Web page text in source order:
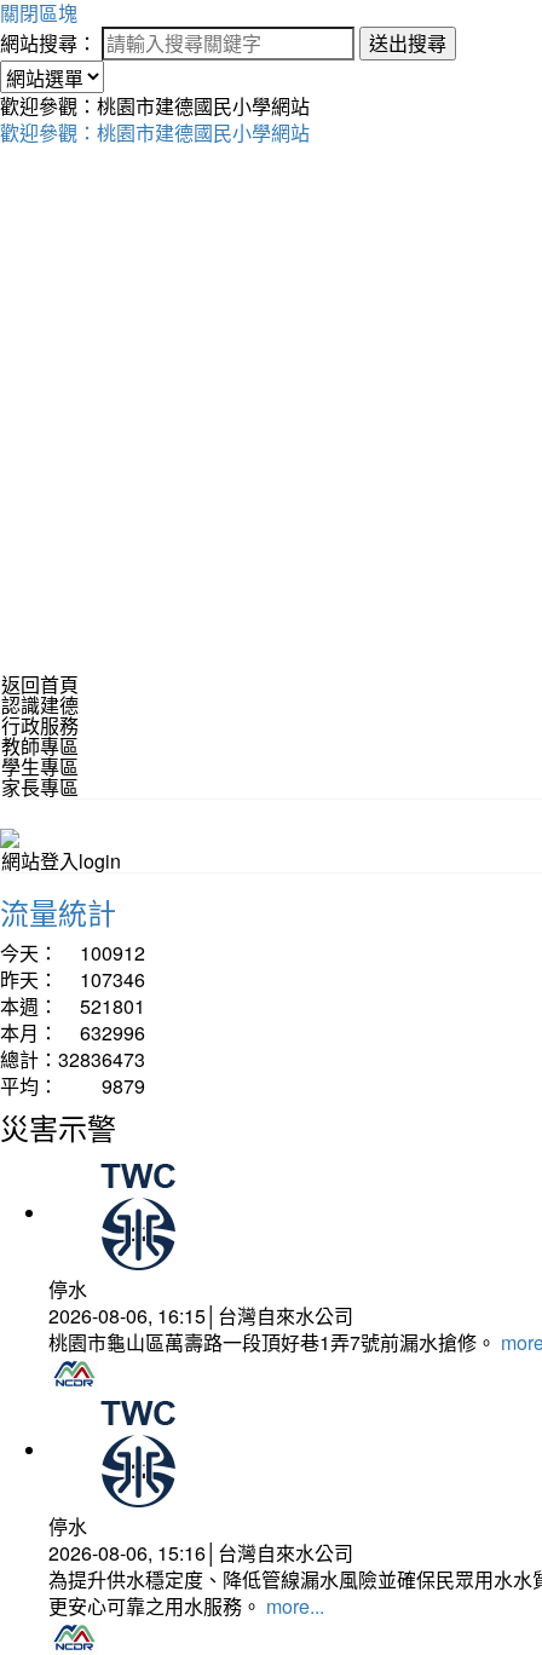
關閉區塊
網站搜尋：
送出搜尋
歡迎參觀：桃園市建德國民小學網站
歡迎參觀：桃園市建德國民小學網站
返回首頁
認識建德
行政服務
教師專區
學生專區
家長專區
網站登入login
流量統計
今天：
100912
昨天：
107346
本週：
521801
本月：
632996
總計： 32836473
平均：
9879
災害示警
停水
2026-08-06, 16:15│台灣自來水公司
桃園市龜山區萬壽路一段頂好巷1弄7號前漏水搶修。
停水
2026-08-06, 15:16│台灣自來水公司
為提升供水穩定度、降低管線漏水風險並確保民眾用水
更安心可靠之用水服務。 more...